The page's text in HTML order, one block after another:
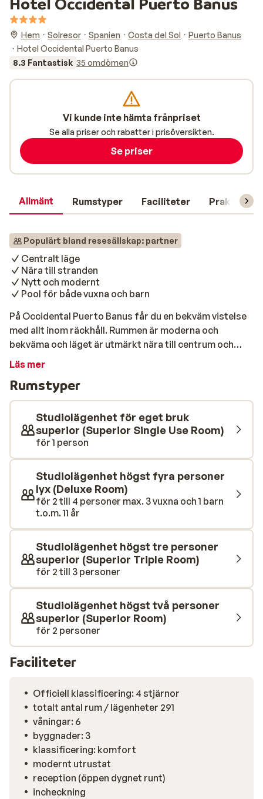
Hem Solresor Spanien Costa del Sol
Puerto Banus
Hotel Occidental Puerto Banus
8.3 Fantastisk 35 omdömen
Allmänt Rumstyper Faciliteter Praktisk
Populärt bland resesällskap: partner
Centralt läge
Nära till stranden
Nytt och modernt
Pool för både vuxna och barn
På Occidental Puerto Banus får du en bekväm vistelse
med allt inom räckhåll. Rummen är moderna och
bekväma och läget är utmärkt nära till centrum och
uteliv. Poolområdets avkopplande atmosfär och
mycket fin vistelse. Mys med en god bok i en av
solstolarna i trädgården eller ta ett svalkande dopp i
poolen. Här finns lugnet du behöver för komma ner i
varv. Stranden finns på promenadavstånd så du hinner
med både en springtur på morgonen längst
vattenbrynet, några vändor av sol och bad under dagen
och sen en stilla promenad när solen sakta går ner.
Under din vistelse har du nära till god mat och dryck.
Här finns både en spansk och italiensk restaurang samt
en buffétrestaurang. Under dagen serverar
pool/snackbaren lättare rätter/snacks och väl kylda
drycker. När du kliver ut genom dörren hittar du flera
butiker och caféer. Och 5 minuter bort ligger stranden
och den extravaganta marinan i Puerto Banus.
Läs mer
Rumstyper
Studiolägenhet för eget bruk
superior (Superior Single Use Room)
för 1 person
Studiolägenhet högst fyra personer
lyx (Deluxe Room)
för 2 till 4 personer max. 3 vuxna och 1 barn
t.o.m. 11 år
Studiolägenhet högst tre personer
superior (Superior Triple Room)
för 2 till 3 personer
Studiolägenhet högst två personer
superior (Superior Room)
för 2 personer
Faciliteter
Officiell klassificering: 4 stjärnor
totalt antal rum / lägenheter 291
våningar: 6
byggnader: 3
klassificering: komfort
modernt utrustat
reception (öppen dygnet runt)
incheckning
Vi kunde inte hämta frånpriset
Se alla priser och rabatter i prisöversikten.
Se priser